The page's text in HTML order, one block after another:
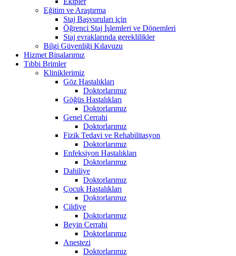
Eğitim ve Araştırma
Staj Başvuruları için
Öğrenci Staj İşlemleri ve Dönemleri
Staj evraklarında gereklilikler
Bilgi Güvenliği Kılavuzu
Hizmet Binalarımız
Tıbbi Brimler
Kliniklerimiz
Göz Hastalıkları
Doktorlarımız
Göğüs Hastalıkları
Doktorlarımız
Genel Cerrahi
Doktorlarımız
Fizik Tedavi ve Rehabilitasyon
Doktorlarımız
Enfeksiyon Hastalıkları
Doktorlarımız
Dahiliye
Doktorlarımız
Çocuk Hastalıkları
Doktorlarımız
Cildiye
Doktorlarımız
Beyin Cerrahi
Doktorlarımız
Anestezi
Doktorlarımız